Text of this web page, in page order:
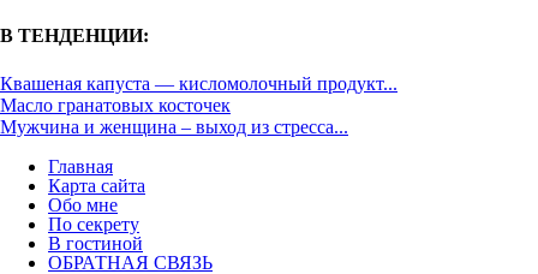
В ТЕНДЕНЦИИ:
Квашеная капуста — кисломолочный продукт...
Масло гранатовых косточек
Мужчина и женщина – выход из стресса...
Главная
Карта сайта
Обо мне
По секрету
В гостиной
ОБРАТНАЯ СВЯЗЬ